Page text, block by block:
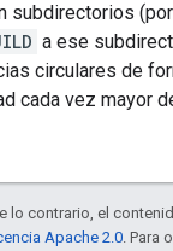
subdirectorios
a ese
circulares de
cada vez mayor
lo contrario, el
Apache 2.0. Para